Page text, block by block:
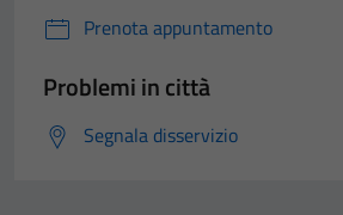
Prenota appuntamento
Problemi in città
Segnala disservizio